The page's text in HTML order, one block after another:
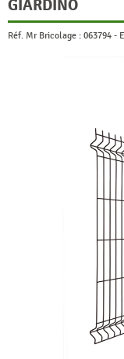
GIARDINO
Réf. Mr Bricolage : 063794 -